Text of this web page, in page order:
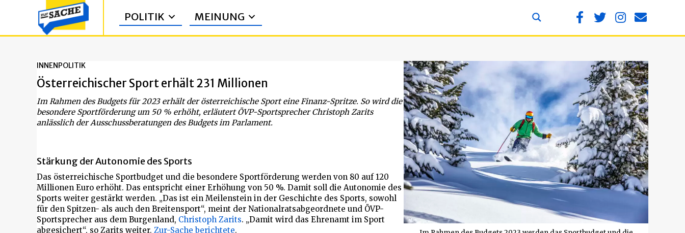
POLITIK MEINUNG
INNENPOLITIK
Österreichischer Sport erhält 231 Millionen
Im Rahmen des Budgets für 2023 erhält der österreichische Sport eine Finanz-Spritze. So wird die
besondere Sportförderung um 50 % erhöht, erläutert ÖVP-Sportsprecher Christoph Zarits
anlässlich der Ausschussberatungen des Budgets im Parlament.
Stärkung der Autonomie des Sports
Das österreichische Sportbudget und die besondere Sportförderung werden von 80 auf 120
Millionen Euro erhöht. Das entspricht einer Erhöhung von 50 %. Damit soll die Autonomie des
Sports weiter gestärkt werden. „Das ist ein Meilenstein in der Geschichte des Sports, sowohl
für den Spitzen- als auch den Breitensport“, meint der Nationalratsabgeordnete und ÖVP-
Sportsprecher aus dem Burgenland, Christoph Zarits. „Damit wird das Ehrenamt im Sport
abgesichert“, so Zarits weiter. Zur-Sache berichtete.